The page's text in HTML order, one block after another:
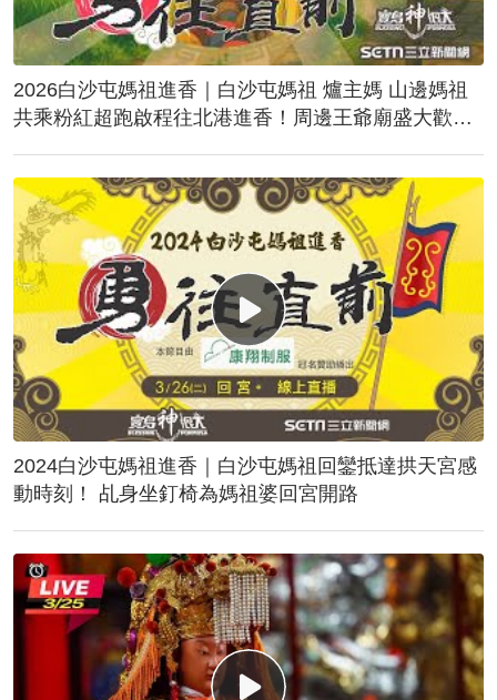
2026白沙屯媽祖進香｜白沙屯媽祖 爐主媽 山邊媽祖
共乘粉紅超跑啟程往北港進香！周邊王爺廟盛大歡
2024白沙屯媽祖進香｜白沙屯媽祖回鑾抵達拱天宮感
動時刻！ 乩身坐釘椅為媽祖婆回宮開路